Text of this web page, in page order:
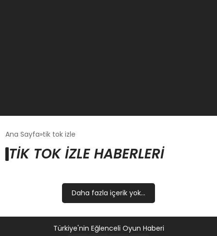
GÜNCEL
OYUN HABERLERI
EĞITIM
Ana Sayfa tik tok izle
TIK TOK IZLE HABERLERI
Daha fazla içerik yok...
Türkiye'nin Eğlenceli Oyun Haberi